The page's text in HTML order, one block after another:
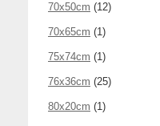
70x50cm (12)
70x65cm (1)
75x74cm (1)
76x36cm (25)
80x20cm (1)